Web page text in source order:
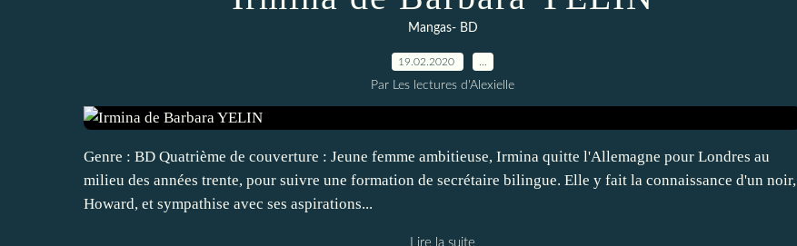
Mangas- BD
19.02.2020
Par Les lectures d'Alexielle
Genre : BD Quatrième de couverture : Jeune femme ambitieuse, Irmina quitte l'Allemagne pour Londres au
milieu des années trente, pour suivre une formation de secrétaire bilingue. Elle y fait la connaissance d'un noir,
Howard, et sympathise avec ses aspirations...
Lire la suite